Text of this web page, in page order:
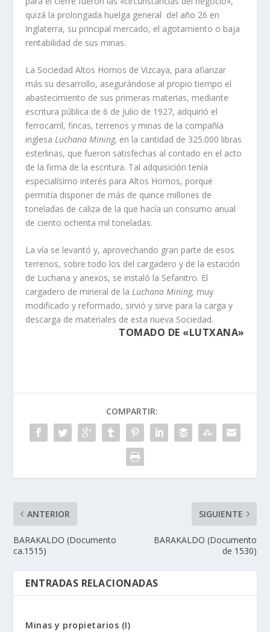
quizá la pro­longada huelga general del año 26 en
Inglaterra, su principal mercado, el agotamiento o baja
rentabilidad de sus minas.
La Sociedad Altos Hornos de Vizcaya, para afianzar
más su desarrollo, asegurándose al propio tiempo el
abastecimiento de sus primeras ma­terias, mediante
escritura pública de 6 de Julio de 1927, adquirió el
ferrocarril, fincas, terrenos y minas de la compañí­a
inglesaLuchana Mining, en la cantidad de 325.000 libras
esterlinas, que fueron satisfechas al contado en el acto
de la firma de la escritura. Tal adquisición tení­a
especialí­simo interés para Altos Hornos, porque
permití­a dispo­ner de más de quince millones de
toneladas de caliza de la que hací­a un consumo anual
de ciento ochenta mil tonela­das.
La ví­a se levantó y, aprovechando gran parte de esos
terrenos, sobre todo los del cargadero y de la estación
de Luchana y anexos, se instaló la Sefanitro. El
cargadero de mineral de laLuchana Mining, muy
modificado y reformado, sirvió y sirve para la carga y
descarga de materiales de esta nueva Sociedad.
TOMADO DE «LUTXANA»
COMPARTIR:
ANTERIOR
BARAKALDO (Documento
ca.1515)
SIGUIENTE
BARAKALDO (Documento
de 1530)
ENTRADAS RELACIONADAS
Minas y propietarios (I)